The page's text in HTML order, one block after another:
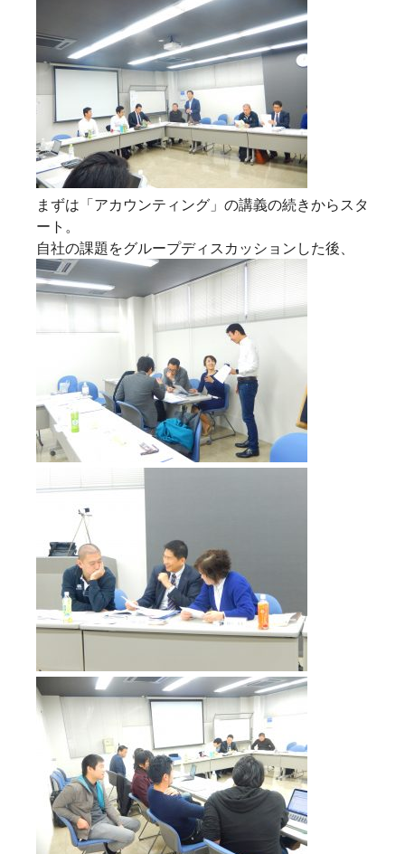
まずは「アカウンティング」の講義の続きからスタ
ート。
自社の課題をグループディスカッションした後、